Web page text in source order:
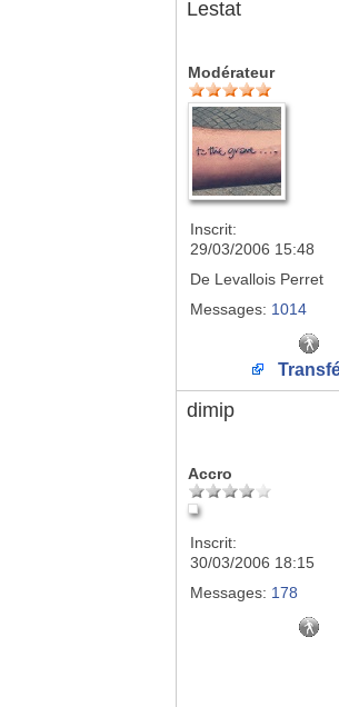
Lestat
Modérateur
Inscrit:
29/03/2006 15:48
De Levallois Perret
Messages: 1014
dimip
Accro
Inscrit:
30/03/2006 18:15
Messages: 178